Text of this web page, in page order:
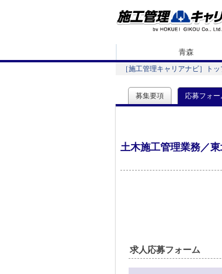
青森
［施工管理キャリアナビ］トッ
募集要項 応募フォー
土木施工管理業務／
求人応募フォーム